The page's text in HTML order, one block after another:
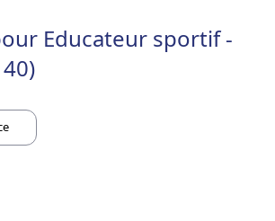
Educateur sportif -